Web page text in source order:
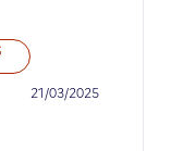
21/03/2025